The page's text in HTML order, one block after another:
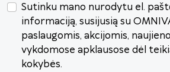
Sutinku mano nurodytu el.
informaciją, susijusią su
paslaugomis, akcijomis,
vykdomose apklausose dėl
kokybės.